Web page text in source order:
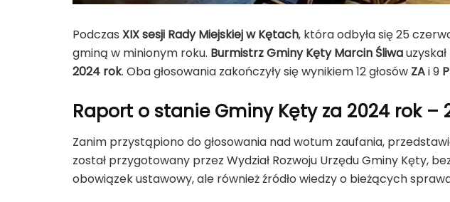
Podczas XIX sesji Rady Miejskiej w Kętach, która odbyła się 25
gminą w minionym roku. Burmistrz Gminy Kęty Marcin Śliwa
2024 rok. Oba głosowania zakończyły się wynikiem 12 głosów ZAi 9
Raport o stanie Gminy Kęty za 2024 rok –
Zanim przystąpiono do głosowania nad wotum zaufania,
został przygotowany przez Wydział Rozwoju Urzędu Gminy Kęty,
obowiązek ustawowy, ale również źródło wiedzy o bieżących